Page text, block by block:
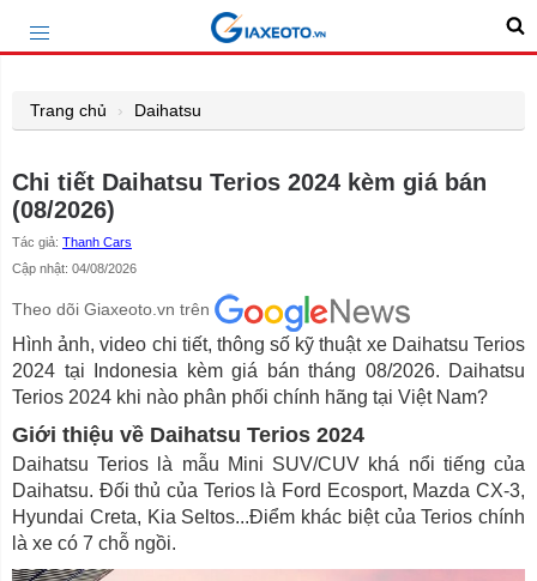
Trang chủ Daihatsu
Chi tiết Daihatsu Terios 2024 kèm giá bán
(08/2026)
Tác giả: Thanh Cars
Cập nhật: 04/08/2026
Theo dõi Giaxeoto.vn trên
Hình ảnh, video chi tiết, thông số kỹ thuật xe Daihatsu Terios
2024 tại Indonesia kèm giá bán tháng 08/2026. Daihatsu
Terios 2024 khi nào phân phối chính hãng tại Việt Nam?
Giới thiệu về Daihatsu Terios 2024
Daihatsu Terios là mẫu Mini SUV/CUV khá nổi tiếng của
Daihatsu. Đối thủ của Terios là Ford Ecosport, Mazda CX-3,
Hyundai Creta, Kia Seltos...Điểm khác biệt của Terios chính
là xe có 7 chỗ ngồi.